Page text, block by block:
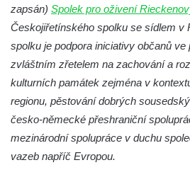
Mattoniho továrna v lázních Kyselka
Dům Stallburg v lázních Kyselka
Vilemínka (Vilemínin dvůr) v lázních
Kyselka
Jindřichův dvůr v lázních Kyselka
Altán v lázních Kyselka
Mattoniho vila v lázních Kyselka
zapsán) Spolek pro oživení
Českojiřetínského spolku se sídlem v
spolku je podpora iniciativy občanů
zvláštním zřetelem na zachování a
kulturních památek zejména v
regionu, pěstování dobrých
česko-německé přeshraniční
mezinárodní spolupráce v duchu
vazeb napříč Evropou.